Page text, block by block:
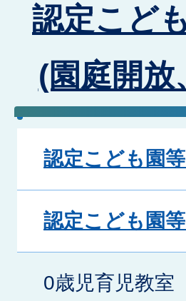
認定こど
(園庭開放
認定こども園
認定こども園
0歳児育児教室